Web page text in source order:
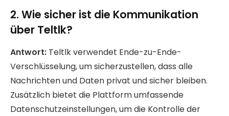
2. Wie sicher ist die Kommunikation
über Teltlk?
Antwort: Teltlk verwendet Ende-zu-Ende-
Verschlüsselung, um sicherzustellen, dass alle
Nachrichten und Daten privat und sicher bleiben.
Zusätzlich bietet die Plattform umfassende
Datenschutzeinstellungen, um die Kontrolle der